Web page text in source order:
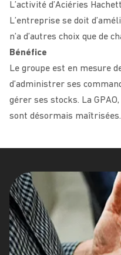
L’activité d’Aciéries
L’entreprise se doit
n’a d’autres choix que de
Bénéfice
Le groupe est en mesure
d’administrer ses
gérer ses stocks. La
sont désormais maîtrisées.